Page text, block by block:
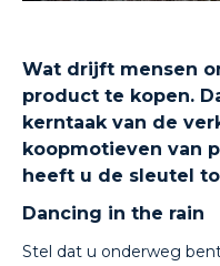
Wat drijft mensen
product te kopen.
kerntaak van de
koopmotieven van
heeft u de sleutel
Dancing in the rain
Stel dat u onderweg